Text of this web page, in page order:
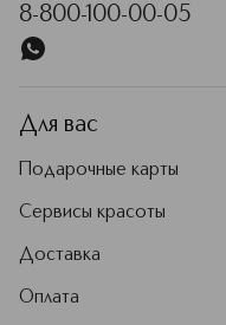
8-800-100-00-05
Для вас
Подарочные карты
Сервисы красоты
Доставка
Оплата